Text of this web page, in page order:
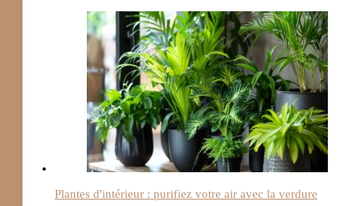
Plantes d'intérieur : purifiez votre air avec la verdure